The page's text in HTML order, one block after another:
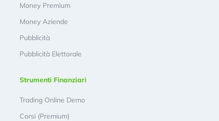
Money Premium
Money Aziende
Pubblicità
Pubblicità Elettorale
Strumenti Finanziari
Trading Online Demo
Corsi (Premium)